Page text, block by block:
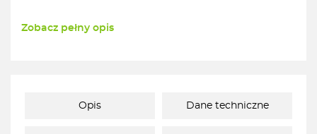
Zobacz pełny opis
Opis Dane techniczne